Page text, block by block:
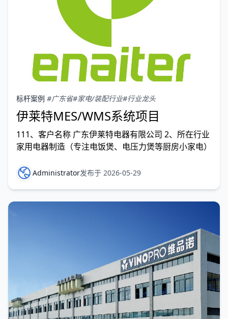
标杆案例 #广东省#家电/装配行业#行业龙头
伊莱特MES/WMS系统项目
111、客户名称 广东伊莱特电器有限公司 2、所在行业
家用电器制造（专注电饭煲、电压力煲等厨房小家电）
Administrator发布于 2026-05-29